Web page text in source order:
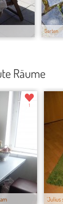
Garten
Räume
1
'Julius